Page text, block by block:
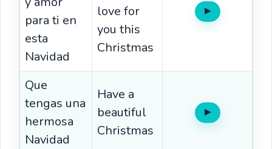
para ti en
esta
Navidad
love for
you this
Christmas
▶Oír
Que
tengas una
hermosa
Navidad
Have a
beautiful
Christmas
▶Oír